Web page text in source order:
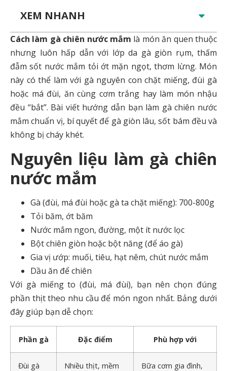
XEM NHANH
Cách làm gà chiên nước mắm là món ăn quen thuộc
nhưng luôn hấp dẫn với lớp da gà giòn rụm, thấm
đẫm sốt nước mắm tỏi ớt mặn ngọt, thơm lừng. Món
này có thể làm với gà nguyên con chặt miếng, đùi gà
hoặc má đùi, ăn cùng cơm trắng hay làm món nhậu
đều “bắt”. Bài viết hướng dẫn bạn làm gà chiên nước
mắm chuẩn vị, bí quyết để gà giòn lâu, sốt bám đều và
không bị cháy khét.
Nguyên liệu làm gà chiên
nước mắm
Gà (đùi, má đùi hoặc gà ta chặt miếng): 700-800g
Tỏi băm, ớt băm
Nước mắm ngon, đường, một ít nước lọc
Bột chiên giòn hoặc bột năng (để áo gà)
Gia vị ướp: muối, tiêu, hạt nêm, chút nước mắm
Dầu ăn để chiên
Với gà miếng to (đùi, má đùi), bạn nên chọn đúng
phần thịt theo nhu cầu để món ngon nhất. Bảng dưới
đây giúp bạn dễ chọn:
Phần gà Đặc điểm Phù hợp với
Đùi gà
Nhiều thịt, mềm
Bữa cơm gia đình,